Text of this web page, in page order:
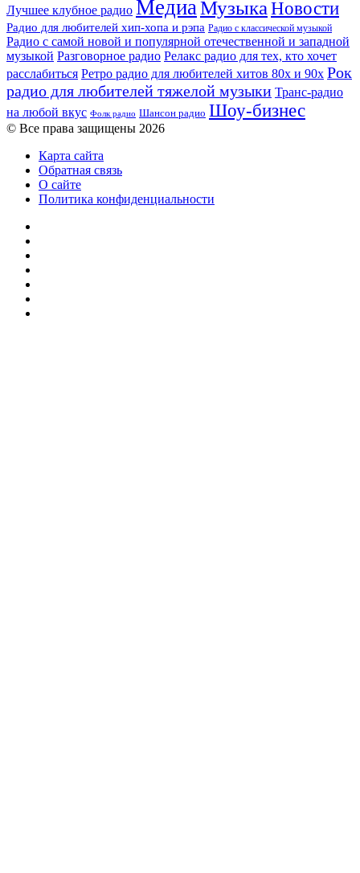
Лучшее клубное радио МедиаМузыкаНовости
Радио для любителей хип-хопа и рэпа Радио с классической музыкой
Радио с самой новой и популярной отечественной и западной
музыкой Разговорное радио Релакс радио для тех, кто хочет
расслабиться Ретро радио для любителей хитов 80х и 90х Рок
радио для любителей тяжелой музыки Транс-радио
на любой вкус Фолк радио Шансон радио Шоу-бизнес
© Все права защищены 2026
Карта сайта
Обратная связь
О сайте
Политика конфиденциальности